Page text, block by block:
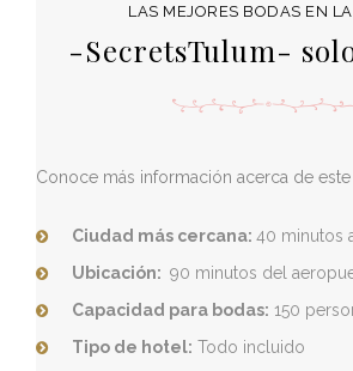
LAS MEJORES BODAS EN
-SecretsTulum-
Conoce más información acerca de este
Ciudad más cercana: 40 minutos
Ubicación: 90 minutos del
Capacidad para bodas: 150
Tipo de hotel: Todo incluido